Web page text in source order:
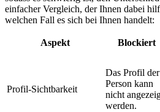
einfacher Vergleich, der Ihnen dabei
welchen Fall es sich bei Ihnen handelt:
Aspekt Blockiert
Profil-Sichtbarkeit
Das Profil der
Person kann
nicht
werden.